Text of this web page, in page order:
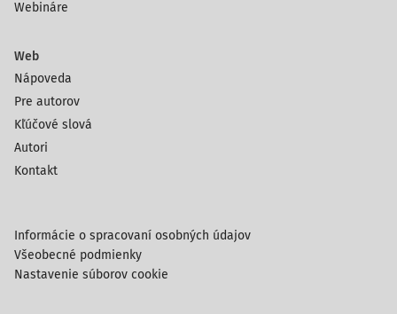
Webináre
Web
Nápoveda
Pre autorov
Kľúčové slová
Autori
Kontakt
Informácie o spracovaní osobných údajov
Všeobecné podmienky
Nastavenie súborov cookie